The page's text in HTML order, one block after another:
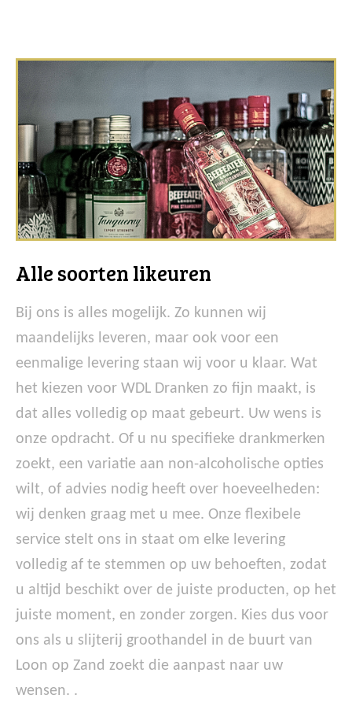
Alle soorten likeuren
Bij ons is alles mogelijk. Zo kunnen wij
maandelijks leveren, maar ook voor een
eenmalige levering staan wij voor u klaar. Wat
het kiezen voor WDL Dranken zo fijn maakt, is
dat alles volledig op maat gebeurt. Uw wens is
onze opdracht. Of u nu specifieke drankmerken
zoekt, een variatie aan non-alcoholische opties
wilt, of advies nodig heeft over hoeveelheden:
wij denken graag met u mee. Onze flexibele
service stelt ons in staat om elke levering
volledig af te stemmen op uw behoeften, zodat
u altijd beschikt over de juiste producten, op het
juiste moment, en zonder zorgen. Kies dus voor
ons als u slijterij groothandel in de buurt van
Loon op Zand zoekt die aanpast naar uw
wensen. .